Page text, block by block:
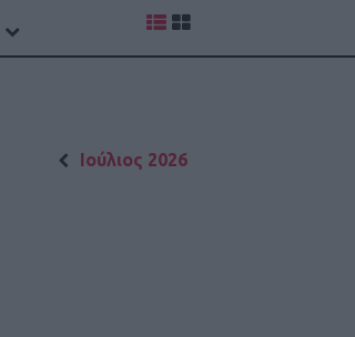
Ιούλιος 2026